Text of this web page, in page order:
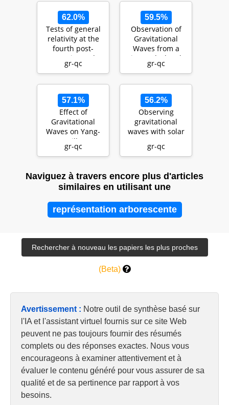
62.0%
Tests of general
relativity at the
fourth post-
Newtonian order
gr-qc
59.5%
Observation of
Gravitational
Waves from a
Binary Black Hole
Merger
gr-qc
57.1%
Effect of
Gravitational
Waves on Yang-
Mills
condensates
gr-qc
56.2%
Observing
gravitational
waves with solar
astrometry
gr-qc
Naviguez à travers encore plus d'articles
similaires en utilisant une
représentation arborescente
(Beta)
Avertissement : Notre outil de synthèse basé sur
l'IA et l'assistant virtuel fournis sur ce site Web
peuvent ne pas toujours fournir des résumés
complets ou des réponses exactes. Nous vous
encourageons à examiner attentivement et à
évaluer le contenu généré pour vous assurer de sa
qualité et de sa pertinence par rapport à vos
besoins.